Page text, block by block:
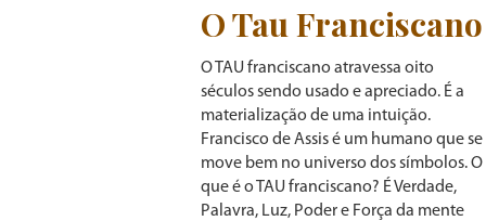
O Tau Franciscano
O TAU franciscano atravessa oito
séculos sendo usado e apreciado. É a
materialização de uma intuição.
Francisco de Assis é um humano que se
move bem no universo dos símbolos. O
que é o TAU franciscano? É Verdade,
Palavra, Luz, Poder e Força da mente